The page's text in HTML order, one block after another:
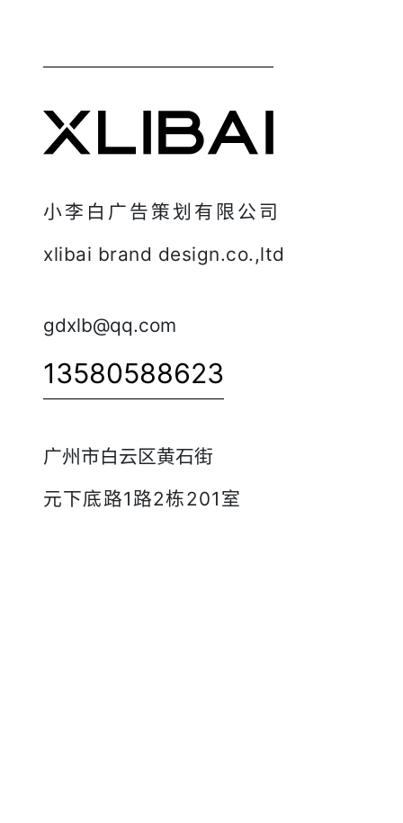
小李白广告策划有限公司
xlibai brand design.co.,ltd
gdxlb@qq.com
13580588623
广州市白云区黄石街
元下底路1路2栋201室